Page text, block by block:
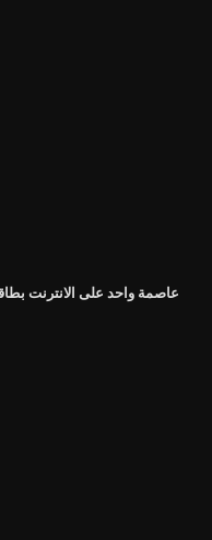
عاصمة واحد على الانترنت